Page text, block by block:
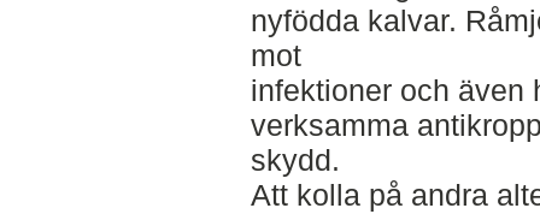
nyfödda kalvar.
mot
infektioner och även
verksamma
skydd.
Att kolla på andra